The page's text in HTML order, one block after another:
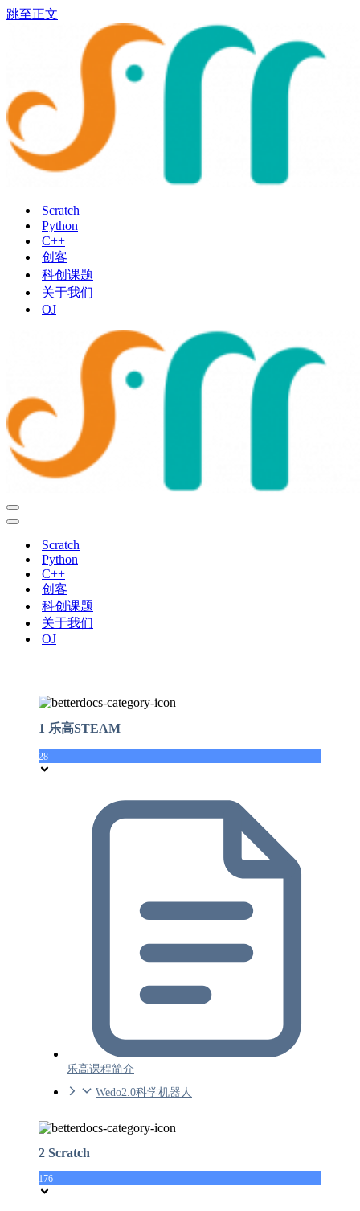
跳至正文
Scratch
Python
C++
创客
科创课题
关于我们
OJ
导
航
导
Scratch
Python
C++
创客
科创课题
关于我们
OJ
1 乐高STEAM
28
乐高课程简介
Wedo2.0科学机器人
2 Scratch
176